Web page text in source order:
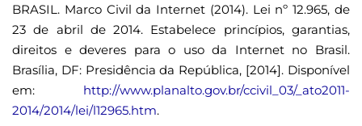
BRASIL. Marco Civil da Internet (2014). Lei nº 12.965, de
23 de abril de 2014. Estabelece princípios, garantias,
direitos e deveres para o uso da Internet no Brasil.
Brasília, DF: Presidência da República, [2014]. Disponível
em: http://www.planalto.gov.br/ccivil_03/_ato2011-
2014/2014/lei/l12965.htm.